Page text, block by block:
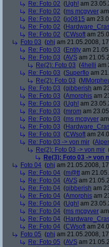
Re: Foto 02 (Ugh! am
Re: Foto 02 (ms mcgyver
Re: Foto 02 (jo0815 am
Re: Foto 02 (
Re: Foto 02 (CWsoft am
Foto 03 (phj am 21.05.2008,
Re: Foto 03 (Entity am
Re: Foto 03 (AVS am
Re(2): Foto 03 (4helli am
Re: Foto 03 (Superflo am
Re(2): Foto 03 (
Re: Foto 03 (gibberish am
Re: Foto 03 (Amorphis am
Re: Foto 03 (Ugh! am
Re: Foto 03 (mrom am
Re: Foto 03 (ms mcgyver
Re: Foto 03 (
Re: Foto 03 (CWsoft am
Re: Foto 03 -> von mir (
Re(2): Foto 03 -> von mir
Re(3): Foto 03 -> von
Foto 04 (phj am 21.05.2008,
Re: Foto 04 (m@tt am
Re: Foto 04 (AVS am
Re: Foto 04 (gibberish am
Re: Foto 04 (Amorphis am
Re: Foto 04 (Ugh! am
Re: Foto 04 (ms mcgyver
Re: Foto 04 (
Re: Foto 04 (CWsoft am
Foto 05 (phj am 21.05.2008,
Re: Foto 05 (AVS am